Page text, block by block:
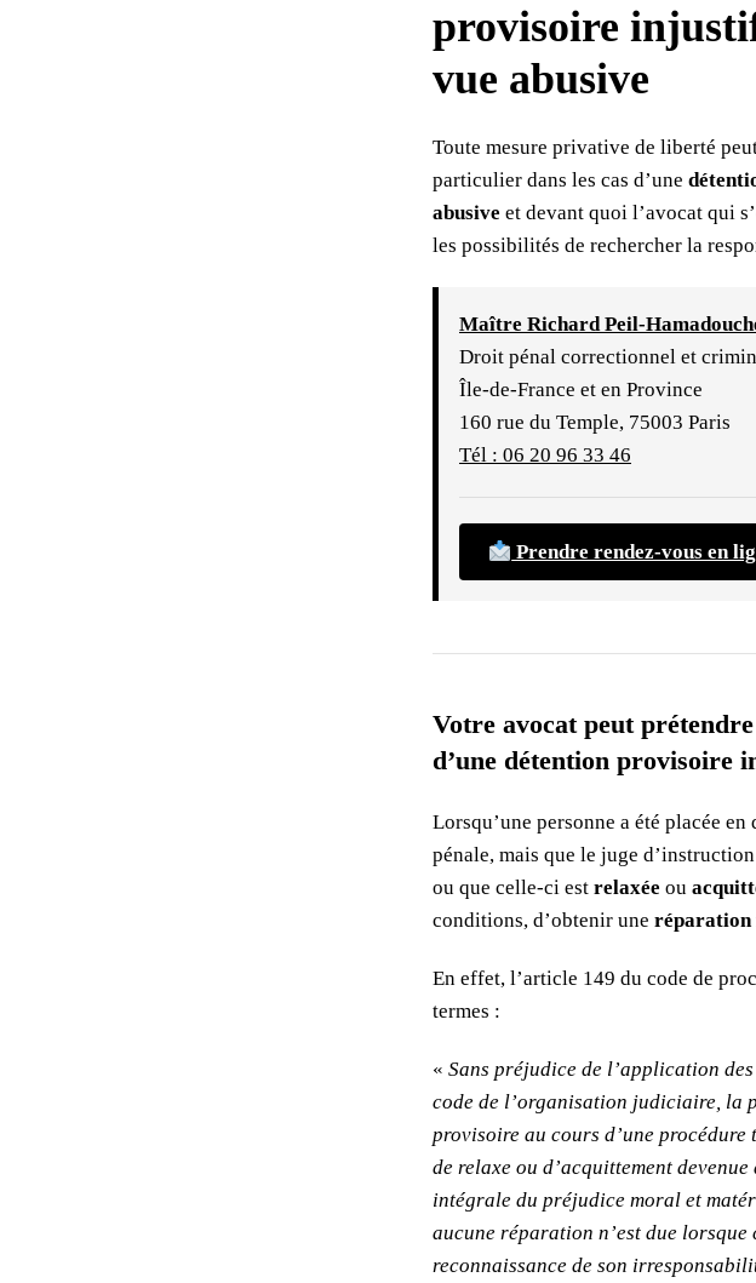
E
U
R
E
R
V
A
T
E
E
L
B
R
T
É
I
provisoire
vue abusive
Toute mesure privative de liberté
particulier dans les cas d’une
abusive et devant quoi l’avocat qui
les possibilités de rechercher la
Maître Richard Peil-
Droit pénal correctionnel et
Île-de-France et en Province
160 rue du Temple, 75003 Paris
Tél : 06 20 96 33 46
Prendre rendez-vous en
Votre avocat peut
d’une détention provisoire
Lorsqu’une personne a été placée
pénale, mais que le juge
ou que celle-ci est relaxée ou
conditions, d’obtenir une réparation
En effet, l’article 149 du code de
termes :
« Sans préjudice de l’application
code de l’organisation judiciaire, la
provisoire au cours d’une
de relaxe ou d’acquittement
intégrale du préjudice moral et
aucune réparation n’est due
reconnaissance de son